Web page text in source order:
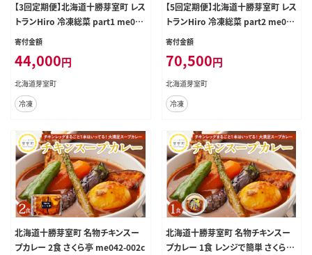
【3回定期便】北海道十勝芽室町 レス
トランHiro 冷凍総菜 part1 me026
-046c
寄付金額
44,000円
北海道芽室町
冷凍
【5回定期便】北海道十勝芽室町 レス
トランHiro 冷凍総菜 part2 me026
-047c
寄付金額
70,500円
北海道芽室町
冷凍
北海道十勝芽室町 名物チキンスー
プカレー 2食 さくら亭 me042-002c
北海道十勝芽室町 名物チキンスー
プカレー 1食 レンジで簡単 さくら亭